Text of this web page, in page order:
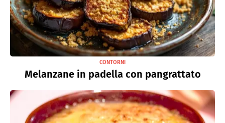
CONTORNI
Melanzane in padella con pangrattato